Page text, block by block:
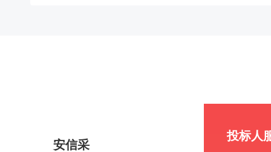
安信采
投标人